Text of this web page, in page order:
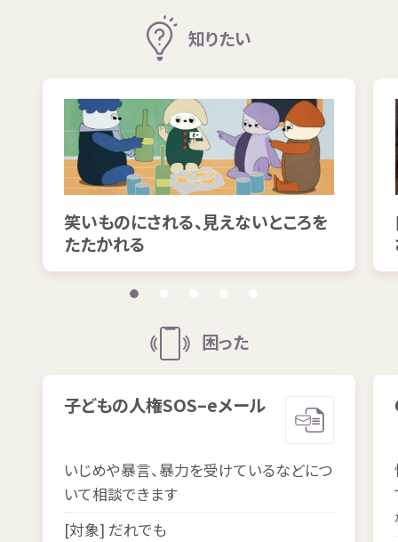
知りたい
笑いものにされる、見えないところを
たたかれる
困った
子どもの人権SOS–eメール
いじめや暴言、暴力を受けているなどにつ
いて相談できます
[対象] だれでも